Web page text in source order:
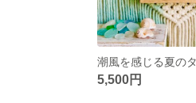
潮風を感じる夏の
5,500円